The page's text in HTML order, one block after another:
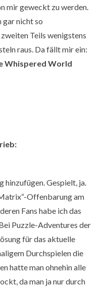
mir geweckt zu werden.
gar nicht so
Teils wenigstens
raus. Da fällt mir ein:
Whispered World
hinzufügen. Gespielt, ja.
Offenbarung am
Fans habe ich das
Puzzle-Adventures der
für das aktuelle
Durchspielen die
hatte man ohnehin alle
da man ja nur durch